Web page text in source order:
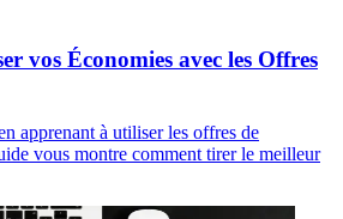
vos Économies avec les Offres
apprenant à utiliser les offres de
vous montre comment tirer le meilleur